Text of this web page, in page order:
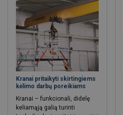
susitvarko su pačiomis
sunkiausiomis krovinių kėlimo
užduotimis.
Kranai pritaikyti skirtingiems
kėlimo darbų poreikiams
Kranai – funkcionali, didelę
keliamąją galią turinti